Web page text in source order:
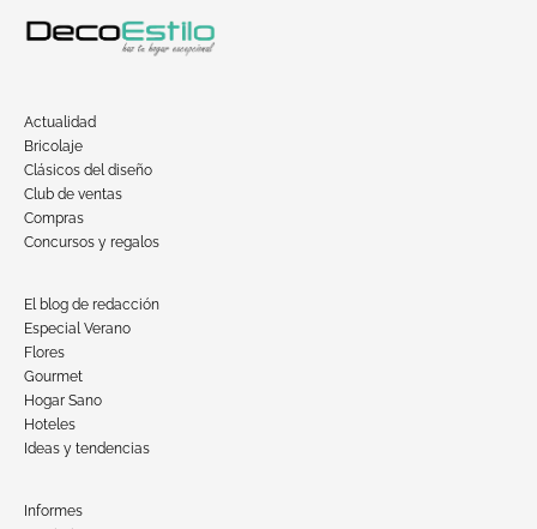
Actualidad
Bricolaje
Clásicos del diseño
Club de ventas
Compras
Concursos y regalos
El blog de redacción
Especial Verano
Flores
Gourmet
Hogar Sano
Hoteles
Ideas y tendencias
Informes